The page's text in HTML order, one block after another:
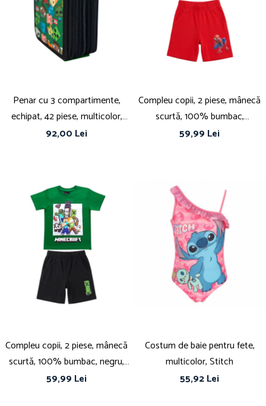
Îmbrăcăminte
Bluze și jachete copii
Compleuri copii
Costume de baie
Halate de baie
Hanorace
Lenjerie intimă și șosete
Tricouri copii
Încălțăminte
Pantofi și încălțăminte sport
Papuci și botoșei copii
Sandale și saboți
Șorțuri și bonete
Penar cu 3 compartimente,
echipat, 42 piese, multicolor,
Happy, Minecraft
92,00 Lei
Compleu copii, 2 piese, mânecă
scurtă, 100% bumbac,
multicolor, Spiderman
59,99 Lei
Compleu copii, 2 piese, mânecă
scurtă, 100% bumbac, negru,
Minecraft
59,99 Lei
Costum de baie pentru fete,
multicolor, Stitch
55,92 Lei